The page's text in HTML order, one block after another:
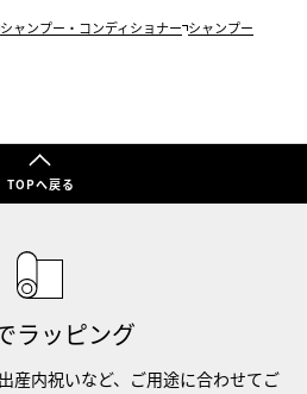
シャンプー・コンディショナー シャンプー
TOPへ戻る
ラッピング
産内祝いなど、ご用途に合わせてご